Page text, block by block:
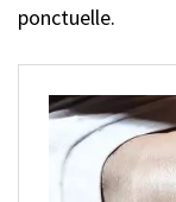
ponctuelle.